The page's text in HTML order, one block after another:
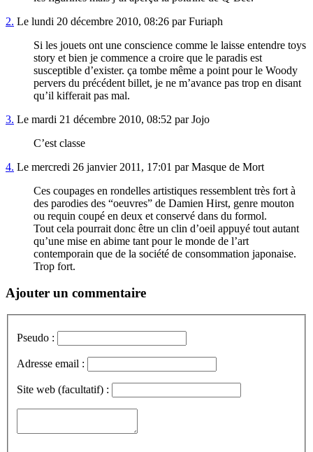
2. Le lundi 20 décembre 2010, 08:26 par Furiaph
Si les jouets ont une conscience comme le laisse entendre toys
story et bien je commence a croire que le paradis est
susceptible d’exister. ça tombe même a point pour le Woody
pervers du précédent billet, je ne m’avance pas trop en disant
qu’il kifferait pas mal.
3. Le mardi 21 décembre 2010, 08:52 par Jojo
C’est classe
4. Le mercredi 26 janvier 2011, 17:01 par Masque de Mort
Ces coupages en rondelles artistiques ressemblent très fort à
des parodies des “oeuvres” de Damien Hirst, genre mouton
ou requin coupé en deux et conservé dans du formol.
Tout cela pourrait donc être un clin d’oeil appuyé tout autant
qu’une mise en abime tant pour le monde de l’art
contemporain que de la société de consommation japonaise.
Trop fort.
Ajouter un commentaire
Pseudo :
Adresse email :
Site web (facultatif) :